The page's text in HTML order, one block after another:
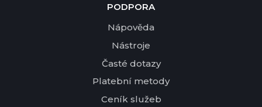
PODPORA
Nápověda
Nástroje
Časté dotazy
Platební metody
Ceník služeb